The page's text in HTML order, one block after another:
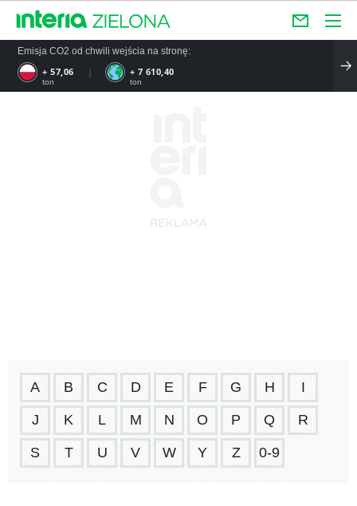
Emisja CO2 od chwili wejścia na stronę:
+ 57,06
ton
+ 7 610,40
ton
A B C D E F G H I
J K L M N O P Q R
S T U V W Y Z 0-9